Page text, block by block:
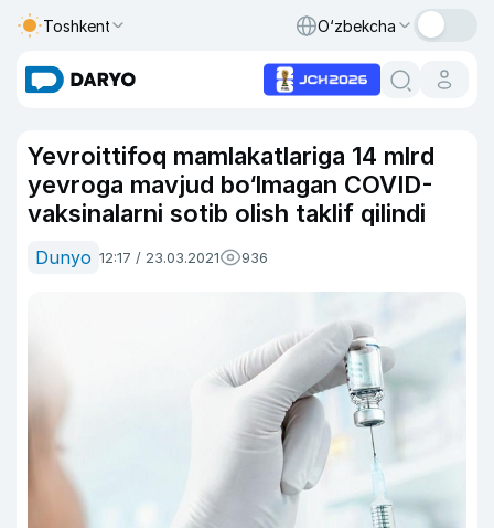
Toshkent O‘zbekcha
Yevroittifoq mamlakatlariga 14 mlrd
yevroga mavjud bo‘lmagan COVID-
vaksinalarni sotib olish taklif qilindi
Dunyo 12:17 / 23.03.2021 936